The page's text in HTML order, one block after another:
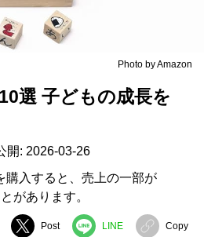
Photo by Amazon
選 子どもの成長を
開: 2026-03-26
入すると、売上の一部が
があります。
Post LINE Copy